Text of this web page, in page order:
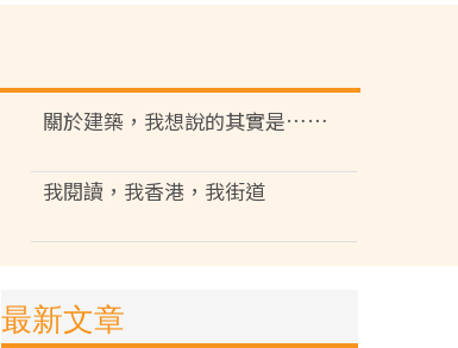
關於建築，我想說的其實是……
我閱讀，我香港，我街道
最新文章